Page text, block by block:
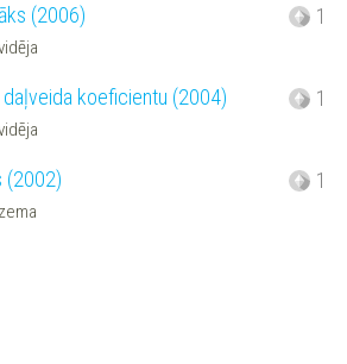
(2006) 1
koeficientu (2004) 1
(2002) 1